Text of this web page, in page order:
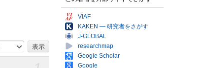
VIAF
KAKEN — 研究者をさがす
J-GLOBAL
researchmap
Google Scholar
Google